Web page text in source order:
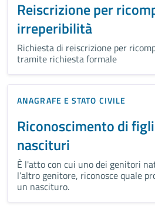
Reiscrizione per
irreperibilità
Richiesta di reiscrizione per
tramite richiesta formale
ANAGRAFE E STATO CIVILE
Riconoscimento di
nascituri
È l'atto con cui uno dei genitori
l’altro genitore, riconosce quale
un nascituro.